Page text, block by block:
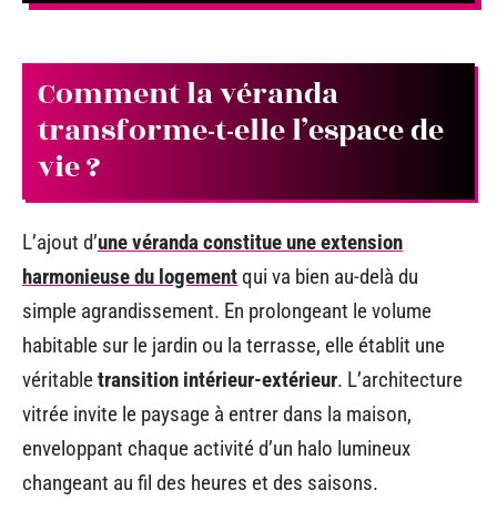
Comment la véranda
transforme-t-elle l’espace de
vie ?
L’ajout d’une véranda constitue une extension
harmonieuse du logementqui va bien au-delà du
simple agrandissement. En prolongeant le volume
habitable sur le jardin ou la terrasse, elle établit une
véritabletransition intérieur-extérieur. L’architecture
vitrée invite le paysage à entrer dans la maison,
enveloppant chaque activité d’un halo lumineux
changeant au fil des heures et des saisons.